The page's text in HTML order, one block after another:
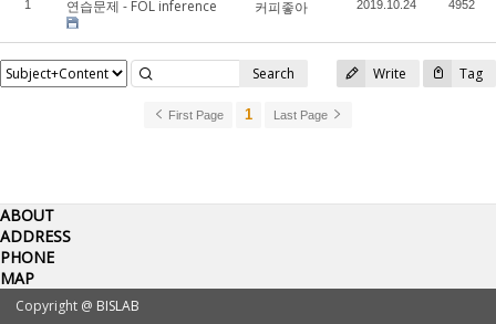
1 연습문제 - FOL inference 커피좋아 2019.10.24 4952
Write Tag
Search
First Page 1 Last Page
ABOUT
ADDRESS
PHONE
MAP
Copyright @ BISLAB